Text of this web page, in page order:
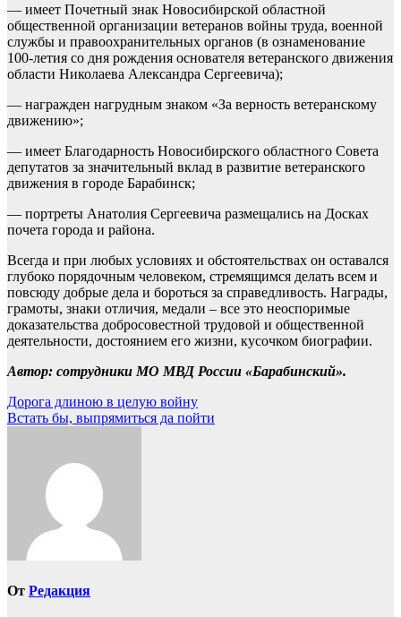
— имеет Почетный знак Новосибирской областной
общественной организации ветеранов войны труда, военной
службы и правоохранительных органов (в ознаменование
100-летия со дня рождения основателя ветеранского движения
области Николаева Александра Сергеевича);
— награжден нагрудным знаком «За верность ветеранскому
движению»;
— имеет Благодарность Новосибирского областного Совета
депутатов за значительный вклад в развитие ветеранского
движения в городе Барабинск;
— портреты Анатолия Сергеевича размещались на Досках
почета города и района.
Всегда и при любых условиях и обстоятельствах он оставался
глубоко порядочным человеком, стремящимся делать всем и
повсюду добрые дела и бороться за справедливость. Награды,
грамоты, знаки отличия, медали – все это неоспоримые
доказательства добросовестной трудовой и общественной
деятельности, достоянием его жизни, кусочком биографии.
Автор: сотрудники МО МВД России «Барабинский».
Навигация
по
Дорога длиною в целую войну
Встать бы, выпрямиться да пойти
От Редакция